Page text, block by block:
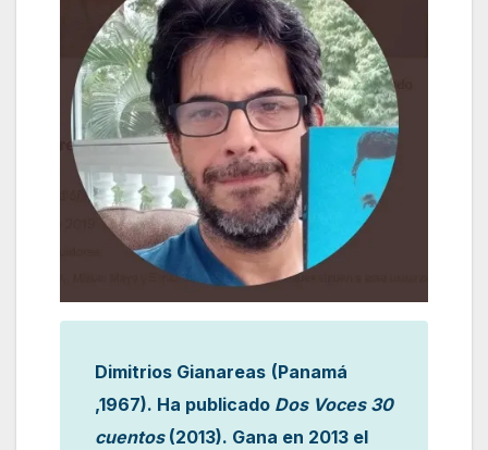
Dimitrios Gianareas (Panamá
,1967). Ha publicado Dos Voces 30
cuentos(2013). Gana en 2013 el